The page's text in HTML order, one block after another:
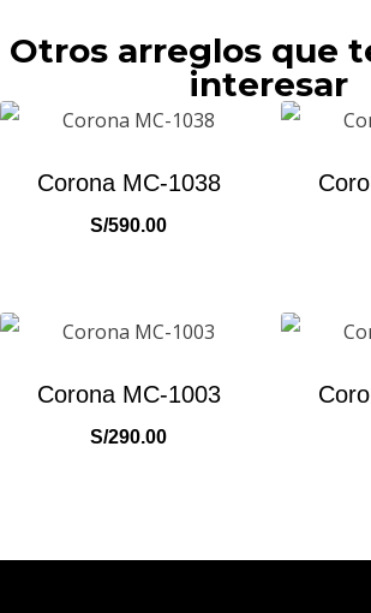
Otros arreglos que
interesar
Corona MC-1038
S/590.00
Corona MC-1003
S/290.00